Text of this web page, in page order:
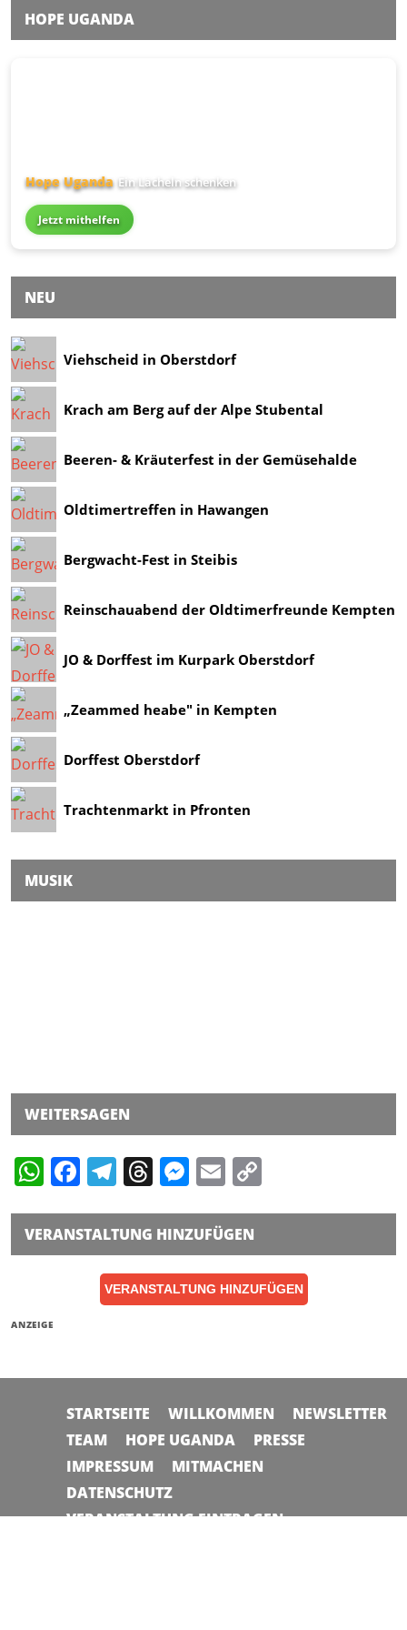
HOPE UGANDA
Hope Uganda Ein Lächeln schenken
Jetzt mithelfen
NEU
Viehscheid in Oberstdorf
Krach am Berg auf der Alpe Stubental
Beeren- & Kräuterfest in der Gemüsehalde
Oldtimertreffen in Hawangen
Bergwacht-Fest in Steibis
Reinschauabend der Oldtimerfreunde Kempten
JO & Dorffest im Kurpark Oberstdorf
„Zeammed heabe" in Kempten
Dorffest Oberstdorf
Trachtenmarkt in Pfronten
MUSIK
WEITERSAGEN
WhatsApp
Facebook
Telegram
Threads
Messenger
Email
VERANSTALTUNG HINZUFÜGEN
VERANSTALTUNG HINZUFÜGEN
ANZEIGE
STARTSEITE WILLKOMMEN
NEWSLETTER
TEAM
HOPE UGANDA
PRESSE
IMPRESSUM
MITMACHEN
DATENSCHUTZ
VERANSTALTUNG EINTRAGEN